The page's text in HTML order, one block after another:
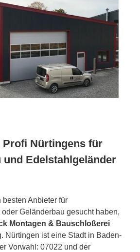
Profi Nürtingens für
und Edelstahlgeländer
Anbieter für
Geländerbau gesucht haben,
Montagen & Bauschloßerei
Nürtingen ist eine Stadt in Baden-
Vorwahl: 07022 und der